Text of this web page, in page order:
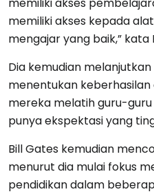
memiliki akses
memiliki akses kepada
mengajar yang baik,” kata
Dia kemudian
menentukan
mereka melatih guru-
punya ekspektasi yang
Bill Gates kemudian
menurut dia mulai fokus
pendidikan dalam